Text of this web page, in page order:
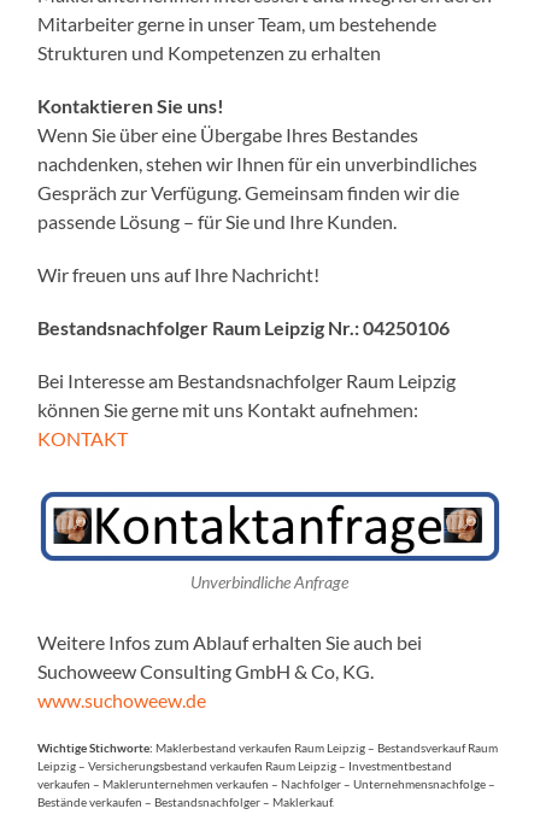
Mitarbeiter gerne in unser Team, um bestehende
Strukturen und Kompetenzen zu erhalten
Kontaktieren Sie uns!
Wenn Sie über eine Übergabe Ihres Bestandes
nachdenken, stehen wir Ihnen für ein unverbindliches
Gespräch zur Verfügung. Gemeinsam finden wir die
passende Lösung – für Sie und Ihre Kunden.
Wir freuen uns auf Ihre Nachricht!
Bestandsnachfolger Raum Leipzig Nr.:04250106
Bei Interesse am Bestandsnachfolger Raum Leipzig
können Sie gerne mit uns Kontakt aufnehmen:
KONTAKT
Unverbindliche Anfrage
Weitere Infos zum Ablauf erhalten Sie auch bei
Suchoweew Consulting GmbH & Co, KG.
www.suchoweew.de
Wichtige Stichworte: Maklerbestand verkaufen Raum Leipzig – Bestandsverkauf Raum
Leipzig – Versicherungsbestand verkaufen Raum Leipzig – Investmentbestand
verkaufen – Maklerunternehmen verkaufen – Nachfolger – Unternehmensnachfolge –
Bestände verkaufen – Bestandsnachfolger – Maklerkauf.